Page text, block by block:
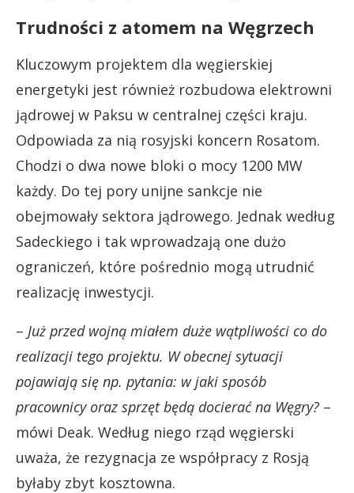
Trudności z atomem na Węgrzech
Kluczowym projektem dla węgierskiej
energetyki jest również rozbudowa elektrowni
jądrowej w Paksu w centralnej części kraju.
Odpowiada za nią rosyjski koncern Rosatom.
Chodzi o dwa nowe bloki o mocy 1200 MW
każdy. Do tej pory unijne sankcje nie
obejmowały sektora jądrowego. Jednak według
Sadeckiego i tak wprowadzają one dużo
ograniczeń, które pośrednio mogą utrudnić
realizację inwestycji.
– Już przed wojną miałem duże wątpliwości co do
realizacji tego projektu. W obecnej sytuacji
pojawiają się np. pytania: w jaki sposób
pracownicy oraz sprzęt będą docierać na Węgry? –
mówi Deak. Według niego rząd węgierski
uważa, że rezygnacja ze współpracy z Rosją
byłaby zbyt kosztowna.